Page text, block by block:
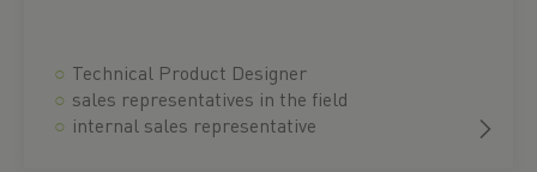
Technical Product Designer
sales representatives in the field
internal sales representative